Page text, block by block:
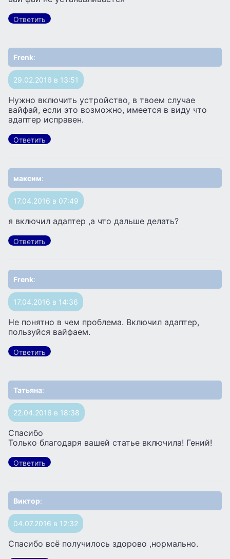
Ответить
Frenk:
29.02.2016 в 13:51
Нужно включить устройство, в твоем случае
вайфай, если это возможно, имеется в виду что
адаптер исправен.
Ответить
максим:
17.04.2016 в 07:49
я включил адаптер ,а что дальше делать?
Ответить
Frenk:
17.04.2016 в 14:36
Не понятно в чем проблема. Включил адаптер,
пользуйся вайфаем.
Ответить
Татьяна:
22.04.2016 в 18:38
Спасибо
Только благодаря вашей статье включила! Гений!
Ответить
Виктор:
04.07.2016 в 12:32
Спасибо всё получилось здорово ,нормально.